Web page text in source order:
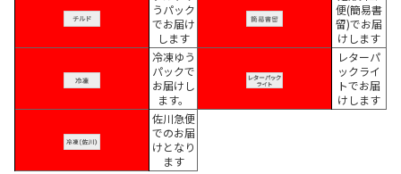
うパック
でお届け
します
便(簡易書
留)でお届
けします
冷凍ゆう
パックで
お届けし
ます。
レターパ
ックライ
トでお届
けします
佐川急便
でのお届
けとなり
ます